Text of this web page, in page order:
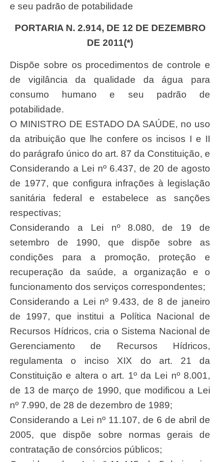
e seu padrão de potabilidade
PORTARIA N. 2.914, DE 12 DE DEZEMBRO
DE 2011(*)
Dispõe sobre os procedimentos de controle e
de vigilância da qualidade da água para
consumo humano e seu padrão de
potabilidade.
O MINISTRO DE ESTADO DA SAÚDE, no uso
da atribuição que lhe confere os incisos I e II
do parágrafo único do art. 87 da Constituição, e
Considerando a Lei nº 6.437, de 20 de agosto
de 1977, que configura infrações à legislação
sanitária federal e estabelece as sanções
respectivas;
Considerando a Lei nº 8.080, de 19 de
setembro de 1990, que dispõe sobre as
condições para a promoção, proteção e
recuperação da saúde, a organização e o
funcionamento dos serviços correspondentes;
Considerando a Lei nº 9.433, de 8 de janeiro
de 1997, que institui a Política Nacional de
Recursos Hídricos, cria o Sistema Nacional de
Gerenciamento de Recursos Hídricos,
regulamenta o inciso XIX do art. 21 da
Constituição e altera o art. 1º da Lei nº 8.001,
de 13 de março de 1990, que modificou a Lei
nº 7.990, de 28 de dezembro de 1989;
Considerando a Lei nº 11.107, de 6 de abril de
2005, que dispõe sobre normas gerais de
contratação de consórcios públicos;